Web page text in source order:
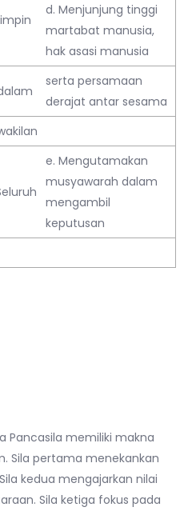
d. Menjunjung tinggi
martabat manusia,
hak asasi manusia
serta persamaan
derajat antar sesama
e. Mengutamakan
musyawarah dalam
mengambil
keputusan
Pancasila memiliki makna
Sila pertama menekankan
kedua mengajarkan nilai
Sila ketiga fokus pada